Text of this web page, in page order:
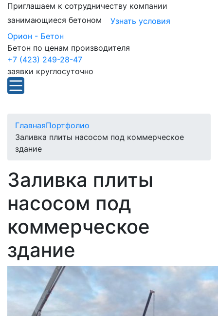
Приглашаем к сотрудничеству компании
занимающиеся бетоном
Узнать условия
Орион - Бетон
Бетон по ценам производителя
+7 (423) 249-28-47
заявки круглосуточно
ГлавнаяПортфолио
Заливка плиты насосом под коммерческое
здание
Заливка плиты
насосом под
коммерческое
здание